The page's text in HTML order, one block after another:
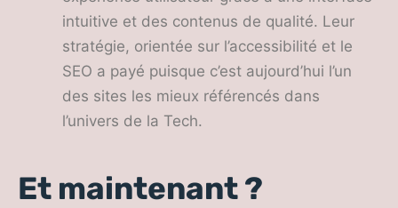
intuitive et des contenus de qualité. Leur
stratégie, orientée sur l’accessibilité et le
SEO a payé puisque c’est aujourd’hui l’un
des sites les mieux référencés dans
l’univers de la Tech.
Et maintenant ?